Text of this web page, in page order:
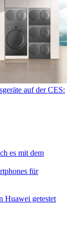
auf der CES:
es mit dem
für
Huawei getestet